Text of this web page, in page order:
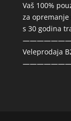
Vaš 100%
za opremanje
s 30 godina
Veleprodaja